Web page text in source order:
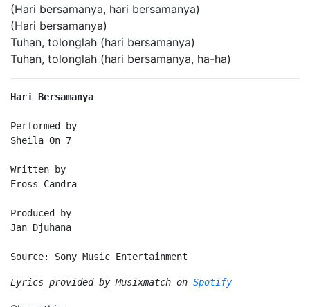
(Hari bersamanya, hari bersamanya)
(Hari bersamanya)
Tuhan, tolonglah (hari bersamanya)
Tuhan, tolonglah (hari bersamanya, ha-ha)
Hari Bersamanya
Performed by
Sheila On 7
Written by
Eross Candra
Produced by
Jan Djuhana
Source: Sony Music Entertainment
Lyrics provided by Musixmatch on Spotify